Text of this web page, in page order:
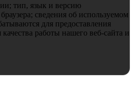
тип, язык и версию
сведения об используемом
для предоставления
работы нашего веб-сайта и